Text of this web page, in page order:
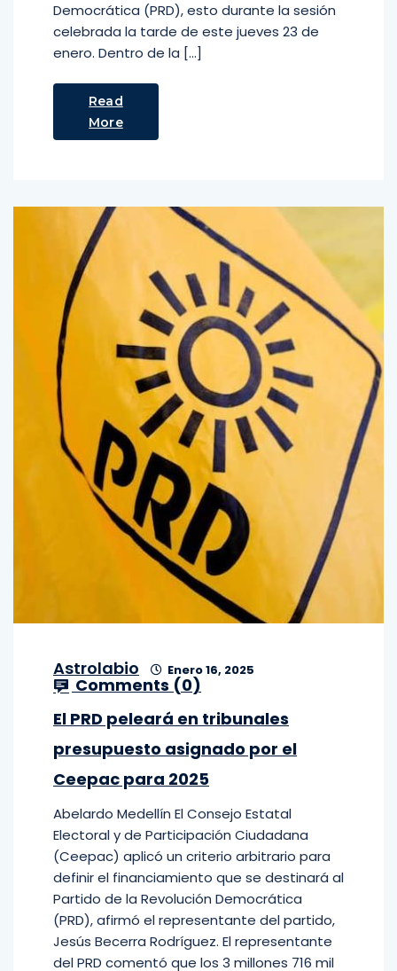
Democrática (PRD), esto durante la sesión
celebrada la tarde de este jueves 23 de
enero. Dentro de la […]
Read
More
Astrolabio Enero 16, 2025
Comments (0)
El PRD peleará en tribunales
presupuesto asignado por el
Ceepac para 2025
Abelardo Medellín El Consejo Estatal
Electoral y de Participación Ciudadana
(Ceepac) aplicó un criterio arbitrario para
definir el financiamiento que se destinará al
Partido de la Revolución Democrática
(PRD), afirmó el representante del partido,
Jesús Becerra Rodríguez. El representante
del PRD comentó que los 3 millones 716 mil